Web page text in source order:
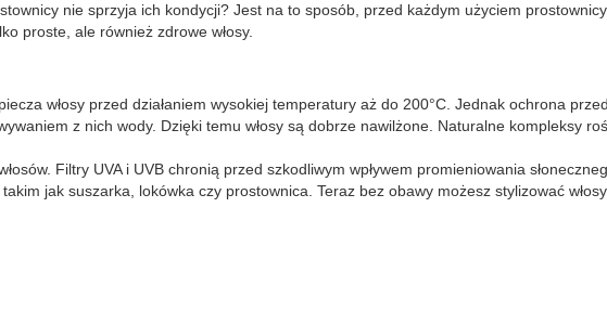
nie sprzyja ich kondycji? Jest na to sposób, przed każdym użyciem
proste, ale również zdrowe włosy.
włosy przed działaniem wysokiej temperatury aż do 200°C. Jednak ochrona
z nich wody. Dzięki temu włosy są dobrze nawilżone. Naturalne kompleksy
Filtry UVA i UVB chronią przed szkodliwym wpływem promieniowania
jak suszarka, lokówka czy prostownica. Teraz bez obawy możesz stylizować